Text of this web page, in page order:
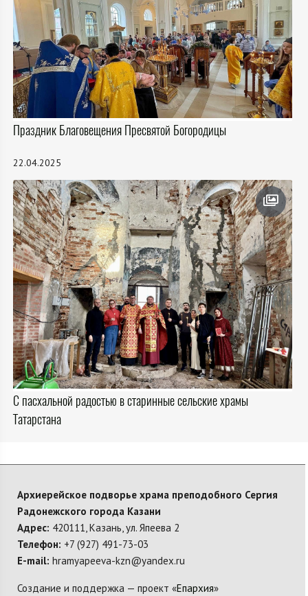
Праздник Благовещения Пресвятой Богородицы
22.04.2025
С пасхальной радостью в старинные сельские храмы
Татарстана
Архиерейское подворье храма преподобного Сергия
Радонежского города Казани
Адрес: 420111, Казань, ул. Япеева 2
Телефон: +7 (927) 491-73-03
E-mail: hramyapeeva-kzn@yandex.ru
Создание и поддержка — проект «Епархия»